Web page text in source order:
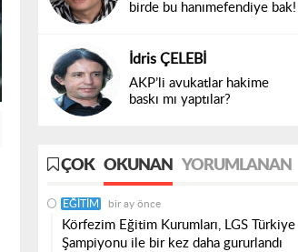
birde bu hanımefendiye bak!
İdris ÇELEBİ
AKP’li avukatlar hakime
baskı mı yaptılar?
ÇOK OKUNAN YORUMLANAN
EĞITIM bir ay önce
Körfezim Eğitim Kurumları, LGS Türkiye
Şampiyonu ile bir kez daha gururlandı